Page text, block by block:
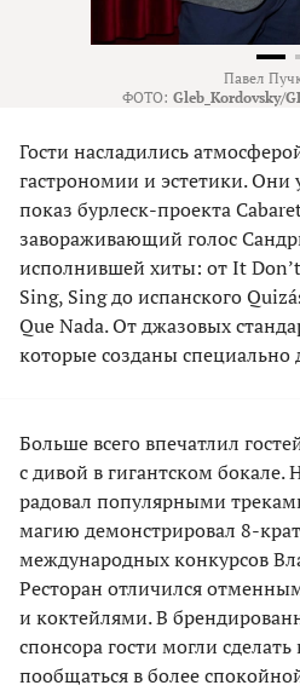
Павел
ФОТО: Gleb_Kordovsky/
Гости насладились
гастрономии и эстетики. Они
показ бурлеск-проекта
завораживающий голос
исполнившей хиты: от It
Sing, Sing до испанского
Que Nada. От джазовых
которые созданы специально
Больше всего впечатлил
с дивой в гигантском бокале.
радовал популярными
магию демонстрировал 8-
международных конкурсов
Ресторан отличился
и коктейлями. В
спонсора гости могли
пообщаться в более